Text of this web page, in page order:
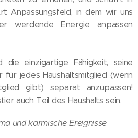
Anpassungsfeld, in dem wir uns
werdende Energie anpassen
einzigartige Fähigkeit, seine
jedes Haushaltsmitglied (wenn
gibt) separat anzupassen!
auch Teil des Haushalts sein.
und karmische Ereignisse